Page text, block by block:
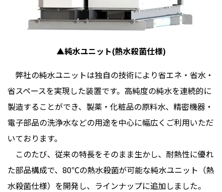
▲純水ユニット(熱水殺菌仕様)
弊社の純水ユニットは独自の技術により省エネ・省水・
省スペースを実現した装置です。高純度の純水を連続的に
製造することができ、製薬・化粧品の原料水、精密機器・
電子部品の洗浄水などの用途を中心に幅広くご利用いただ
いております。
このたび、従来の特長をそのまま生かし、耐熱性に優れ
た部品構成で、 80℃の熱水殺菌が可能な純水ユニット（熱
水殺菌仕様）を開発し、ラインナップに追加しました。